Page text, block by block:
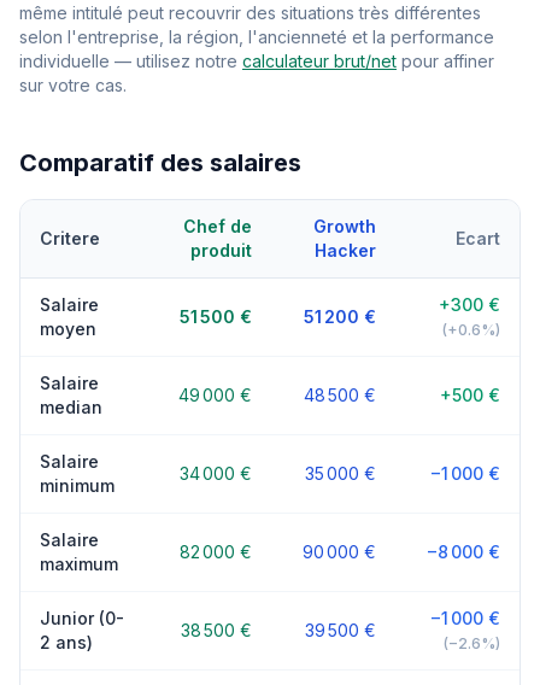
même intitulé peut recouvrir des situations très différentes
selon l'entreprise, la région, l'ancienneté et la performance
individuelle — utilisez notre calculateur brut/net pour affiner
sur votre cas.
Comparatif des salaires
Critere
Chef de
produit
Growth
Hacker
Ecart
Salaire
moyen
51 500 € 51 200 €
+300 €
(+0.6%)
Salaire
median
49 000 € 48 500 € +500 €
Salaire
minimum
34 000 € 35 000 € −1 000 €
Salaire
maximum
82 000 € 90 000 € −8 000 €
Junior (0-
2 ans)
38 500 € 39 500 €
−1 000 €
(−2.6%)